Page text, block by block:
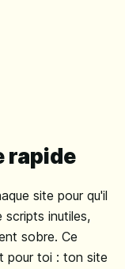
rapide
site pour qu'il
scripts inutiles,
sobre. Ce
pour toi : ton site